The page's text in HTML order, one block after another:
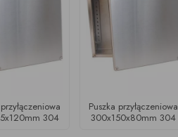
304
Puszka przyłączeniowa
300x150x80mm 304